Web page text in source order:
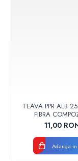
TEAVA PPR ALB
FIBRA
VALDUOTHERM
11,00
Adauga in